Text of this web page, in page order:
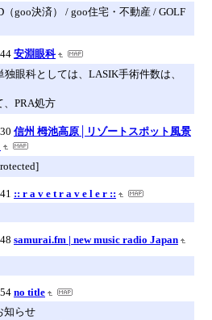
（goo決済） / goo住宅・不動産 / GOLF
安淵眼科
独眼科としては、LASIK手術件数は、
、PRA処方
信州 栂池高原│リゾートスポット風景
:: r a v e t r a v e l e r ::
samurai.fm | new music radio Japan
no title
知らせ